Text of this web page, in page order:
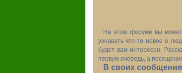
На этом форуме вы
узнавать что-то новое о
будет вам интересен.
первую очередь, а
В своих